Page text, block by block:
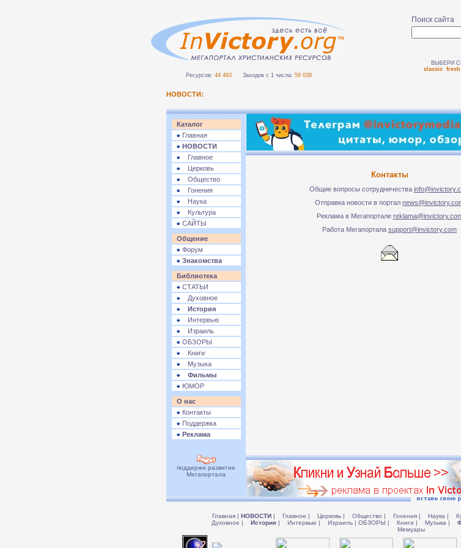
Ресурсов: 44 493 Заходов с 1 числа: 56 038
Поиск сайта
ВЫБЕРИ
classic
fresh
НОВОСТИ:
Каталог
Главная
НОВОСТИ
Главное
Церковь
Общество
Гонения
Наука
Культура
САЙТЫ
Общение
Форум
Знакомства
Библиотека
СТАТЬИ
Духовное
История
Интервью
Израиль
ОБЗОРЫ
Книги
Музыка
Фильмы
ЮМОР
О нас
Контакты
Поддержка
Реклама
Контакты
Общие вопросы сотрудничества
Отправка новости в портал
Реклама в Мегапортале
Работа Мегапортала support@invictory.com
поддержи развитие
Мегапортала
Главная | НОВОСТИ | Главное | Церковь | Общество | Гонения | Наука |
Духовное | История | Интервью | Израиль | ОБЗОРЫ | Книги | Музыка |
Мемуары